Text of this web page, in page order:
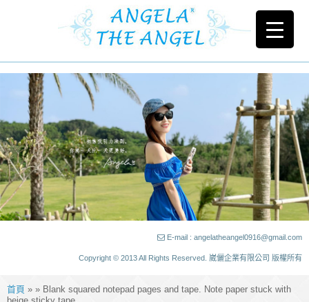
E-mail : angelatheangel0916@gmail.com
Copyright © 2013 All Rights Reserved. 崴儷企業有限公司 版權所有
首頁 » » Blank squared notepad pages and tape. Note paper stuck with